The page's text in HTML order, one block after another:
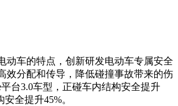
动车的特点，创新研发电动车专属安全
效分配和传导，降低碰撞事故带来的伤
台3.0车型，正碰车内结构安全提升
全提升45%。